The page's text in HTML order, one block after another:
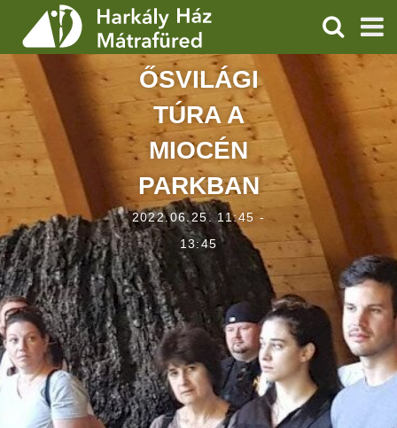
SZOLGÁLTATÁSOK
PROGRAMOK
HÍREK
RÓLUNK
ÁRAK, NYITVATARTÁS
KERESÉS
ŐSVILÁGI
TÚRA A
MIOCÉN
PARKBAN
2022.06.25. 11:45 -
13:45